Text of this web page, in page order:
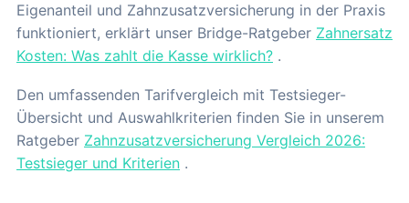
Eigenanteil und Zahnzusatzversicherung in der Praxis
funktioniert, erklärt unser Bridge-Ratgeber Zahnersatz
Kosten: Was zahlt die Kasse wirklich? .
Den umfassenden Tarifvergleich mit Testsieger-
Übersicht und Auswahlkriterien finden Sie in unserem
Ratgeber Zahnzusatzversicherung Vergleich 2026:
Testsieger und Kriterien .